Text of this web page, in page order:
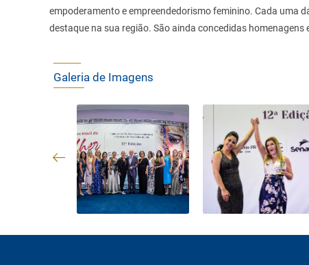
empoderamento e empreendedorismo feminino. Cada uma
destaque na sua região. São ainda concedidas homenagens
Galeria de Imagens